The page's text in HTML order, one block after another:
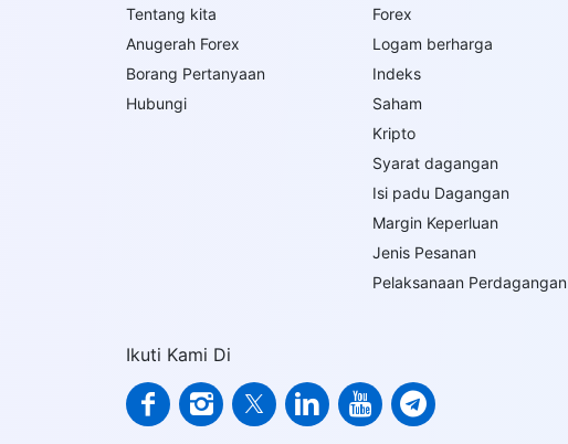
Tentang kita
Anugerah Forex
Borang Pertanyaan
Hubungi
Forex
Logam berharga
Indeks
Saham
Kripto
Syarat dagangan
Isi padu Dagangan
Margin Keperluan
Jenis Pesanan
Pelaksanaan Perdagangan
Ikuti Kami Di